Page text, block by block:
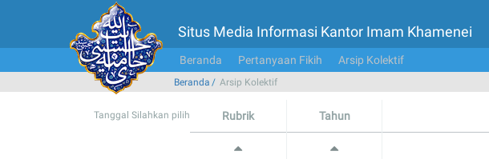
Situs Media Informasi Kantor Imam Khamenei
Beranda Pertanyaan Fikih Arsip Kolektif
Beranda Arsip Kolektif
Tanggal Silahkan pilih Rubrik Tahun